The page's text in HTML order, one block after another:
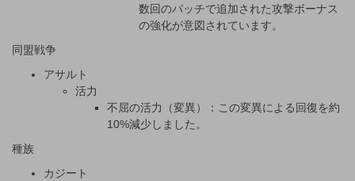
数回のパッチで追加された攻撃ボーナス
の強化が意図されています。
同盟戦争
アサルト
活力
不屈の活力（変異）：この変異による回復を約
10%減少しました。
種族
カジート